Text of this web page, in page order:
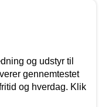
og udstyr til
gennemtestet
og hverdag. Klik